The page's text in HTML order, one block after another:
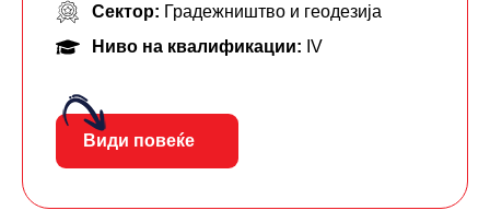
Сектор: Градежништво и геодезија
Ниво на квалификации: IV
Види повеќе